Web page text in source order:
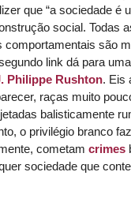
que “a sociedade é
social. Todas
comportamentais são
link dá para
Philippe Rushton. Eis
raças muito
balisticamente
o privilégio branco
cometam crimes
sociedade que